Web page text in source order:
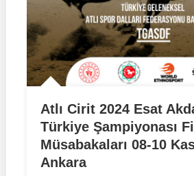
Atlı Cirit 2024 Esat
Türkiye Şampiyonası
Müsabakaları 08-10
Ankara